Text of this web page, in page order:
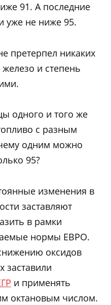
91. А последние
уже не ниже 95.
претерпел никаких
и степень
одного и того же
с разным
одним можно
95?
изменения в
заставляют
в рамки
нормы ЕВРО.
оксидов
заставили
и применять
октановым числом.